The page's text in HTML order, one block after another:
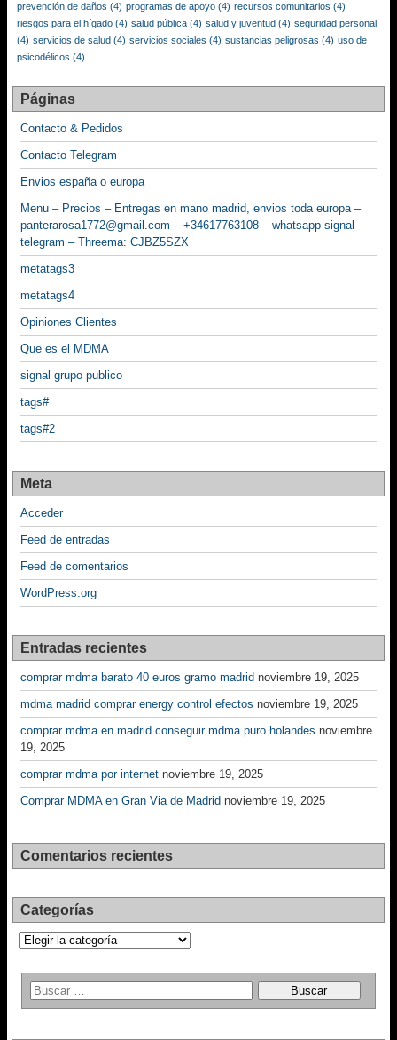
prevención de daños (4) programas de apoyo (4) recursos comunitarios (4)
riesgos para el hígado (4) salud pública (4) salud y juventud (4) seguridad personal
(4) servicios de salud (4) servicios sociales (4) sustancias peligrosas (4) uso de
psicodélicos (4)
Páginas
Contacto & Pedidos
Contacto Telegram
Envios españa o europa
Menu – Precios – Entregas en mano madrid, envios toda europa –
panterarosa1772@gmail.com – +34617763108 – whatsapp signal
telegram – Threema: CJBZ5SZX
metatags3
metatags4
Opiniones Clientes
Que es el MDMA
signal grupo publico
tags#
tags#2
Meta
Acceder
Feed de entradas
Feed de comentarios
WordPress.org
Entradas recientes
comprar mdma barato 40 euros gramo madrid noviembre 19, 2025
mdma madrid comprar energy control efectos noviembre 19, 2025
comprar mdma en madrid conseguir mdma puro holandes noviembre
19, 2025
comprar mdma por internet noviembre 19, 2025
Comprar MDMA en Gran Via de Madrid noviembre 19, 2025
Comentarios recientes
Categorías
Categorías